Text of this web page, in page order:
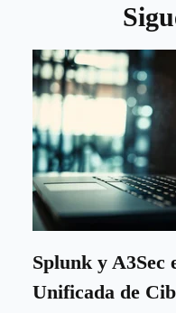
Splunk y A3Sec
Unificada de